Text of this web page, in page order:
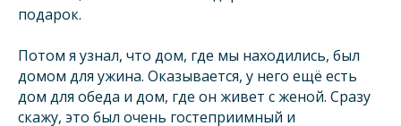
подарок.
Потом я узнал, что дом, где мы находились, был
домом для ужина. Оказывается, у него ещё есть
дом для обеда и дом, где он живет с женой. Сразу
скажу, это был очень гостеприимный и